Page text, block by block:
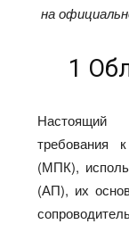
на
1
Настоящий
требования
(МПК),
(АП), их